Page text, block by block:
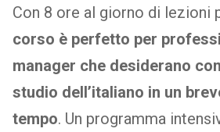
Con 8 ore al giorno di lezioni
corso è perfetto per
manager che desiderano
studio dell’italiano in un
tempo. Un programma